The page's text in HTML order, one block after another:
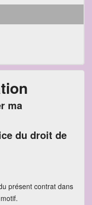
ma
du droit de
présent contrat dans